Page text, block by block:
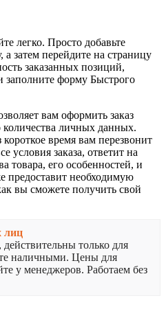
легко. Просто добавьте
затем перейдите на страницу
заказанных позиций,
заполните форму Быстрого
вам оформить заказ
личных данных.
время вам перезвонит
условия заказа, ответит на
товара, его особенностей, и
предоставит необходимую
вы сможете получить свой
лиц
только для
наличными. Цены для
у менеджеров. Работаем без